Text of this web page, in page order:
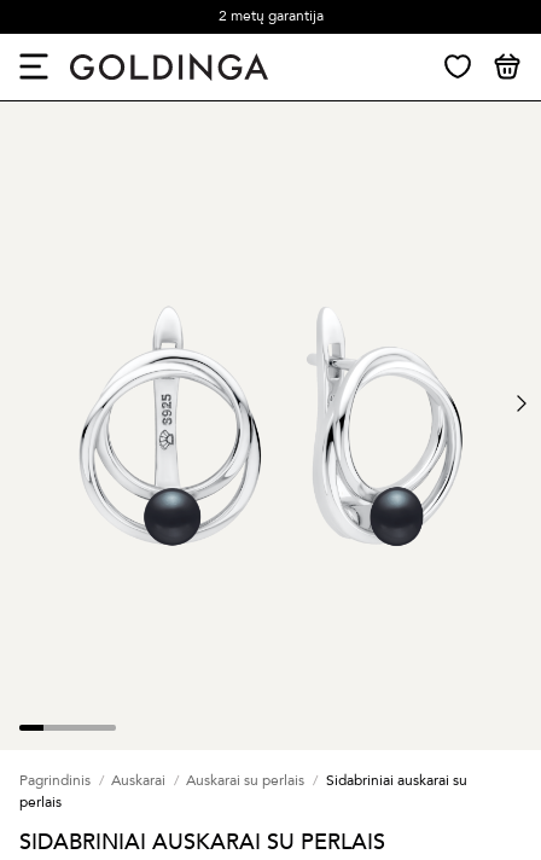
2 metų garantija
Pagrindinis Auskarai Auskarai su perlais
Sidabriniai auskarai su
perlais
SIDABRINIAI AUSKARAI SU PERLAIS